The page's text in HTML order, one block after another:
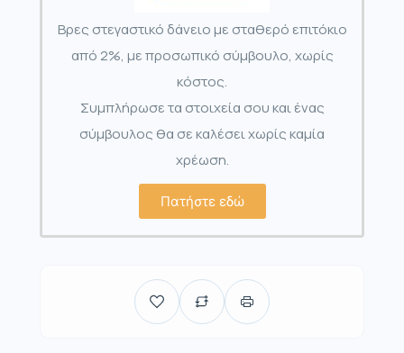
Βρες στεγαστικό δάνειο με σταθερό επιτόκιο
από 2%, με προσωπικό σύμβουλο, χωρίς
κόστος.
Συμπλήρωσε τα στοιχεία σου και ένας
σύμβουλος θα σε καλέσει χωρίς καμία
χρέωση.
Πατήστε εδώ